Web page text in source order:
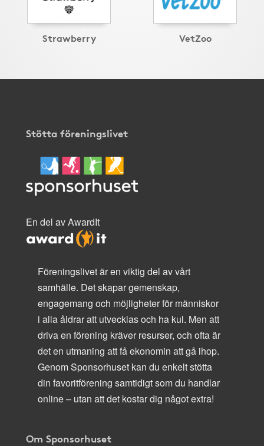
Strawberry VetZoo
Stötta föreningslivet
En del av AwardIt
Föreningslivet är en viktig del av vårt
samhälle. Det skapar gemenskap,
engagemang och möjligheter för människor
i alla åldrar att utvecklas och ha kul. Men att
driva en förening kräver resurser, och ofta är
det en utmaning att få ekonomin att gå ihop.
Genom Sponsorhuset kan du enkelt stötta
din favoritförening samtidigt som du handlar
online – utan att det kostar dig något extra!
Om Sponsorhuset